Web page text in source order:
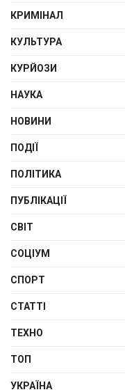
КРИМІНАЛ
КУЛЬТУРА
КУРЙОЗИ
НАУКА
НОВИНИ
ПОДІЇ
ПОЛІТИКА
ПУБЛІКАЦІЇ
СВІТ
СОЦІУМ
СПОРТ
СТАТТІ
ТЕХНО
ТОП
УКРАЇНА